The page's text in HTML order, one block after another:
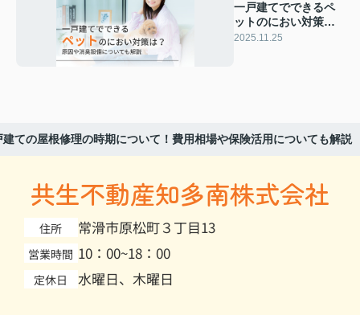
一戸建てでできるペ
ットのにおい対策
は？原因や消臭設備
2025.11.25
建ての屋根修理の時期について！費用相場や保険活用についても解説
共生不動産知多南株式会社
住所 常滑市原松町３丁目13
営業時間 10：00~18：00
定休日 水曜日、木曜日